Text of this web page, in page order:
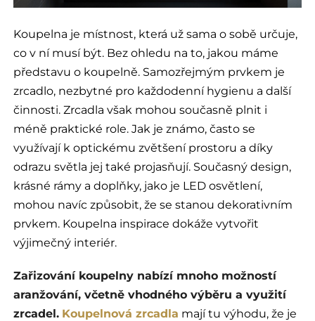
Koupelna je místnost, která už sama o sobě určuje,
co v ní musí být. Bez ohledu na to, jakou máme
představu o koupelně. Samozřejmým prvkem je
zrcadlo, nezbytné pro každodenní hygienu a další
činnosti. Zrcadla však mohou současně plnit i
méně praktické role. Jak je známo, často se
využívají k optickému zvětšení prostoru a díky
odrazu světla jej také projasňují. Současný design,
krásné rámy a doplňky, jako je LED osvětlení,
mohou navíc způsobit, že se stanou dekorativním
prvkem. Koupelna inspirace dokáže vytvořit
výjimečný interiér.
Zařizování koupelny nabízí mnoho možností
aranžování, včetně vhodného výběru a využití
zrcadel. Koupelnová zrcadla mají tu výhodu, že je